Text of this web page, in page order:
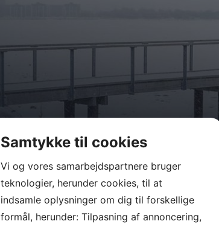
Samtykke til cookies
Vi og vores samarbejdspartnere bruger
teknologier, herunder cookies, til at
indsamle oplysninger om dig til forskellige
formål, herunder: Tilpasning af annoncering,